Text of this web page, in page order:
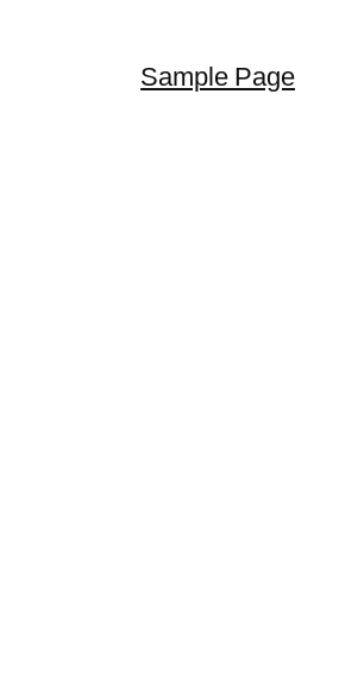
Sample Page